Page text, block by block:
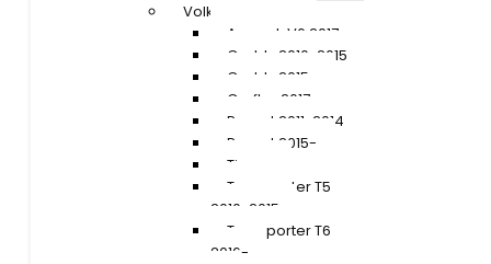
Volkswagen
Amarok V6 2017-
Caddy 2010-2015
Caddy 2015-
Crafter 2017-
Passat 2011-2014
Passat 2015-
Tiguan
Transporter T5
2010-2015
Transporter T6
2016-